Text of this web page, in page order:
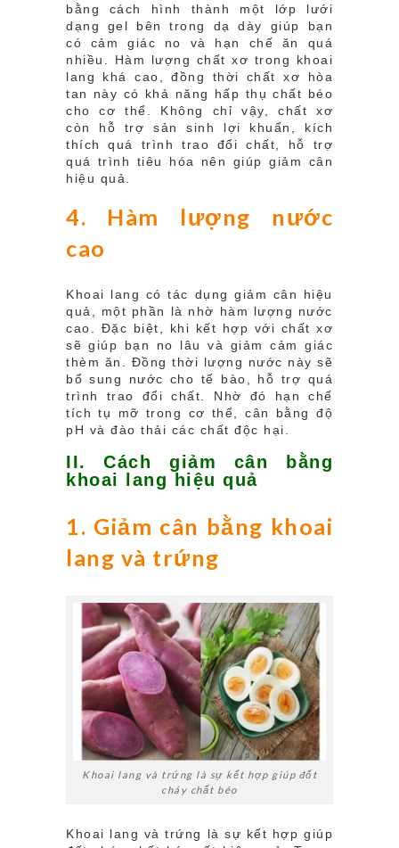
bằng cách hình thành một lớp lưới
dạng gel bên trong dạ dày giúp bạn
có cảm giác no và hạn chế ăn quá
nhiều. Hàm lượng chất xơ trong khoai
lang khá cao, đồng thời chất xơ hòa
tan này có khả năng hấp thụ chất béo
cho cơ thể. Không chỉ vậy, chất xơ
còn hỗ trợ sản sinh lợi khuẩn, kích
thích quá trình trao đổi chất, hỗ trợ
quá trình tiêu hóa nên giúp giảm cân
hiệu quả.
4. Hàm lượng nước
cao
Khoai lang có tác dụng giảm cân hiệu
quả, một phần là nhờ hàm lượng nước
cao. Đặc biệt, khi kết hợp với chất xơ
sẽ giúp bạn no lâu và giảm cảm giác
thèm ăn. Đồng thời lượng nước này sẽ
bổ sung nước cho tế bào, hỗ trợ quá
trình trao đổi chất. Nhờ đó hạn chế
tích tụ mỡ trong cơ thể, cân bằng độ
pH và đào thải các chất độc hại.
II. Cách giảm cân bằng
khoai lang hiệu quả
1. Giảm cân bằng khoai
lang và trứng
Khoai lang và trứng là sự kết hợp giúp đốt
cháy chất béo
Khoai lang và trứng là sự kết hợp giúp